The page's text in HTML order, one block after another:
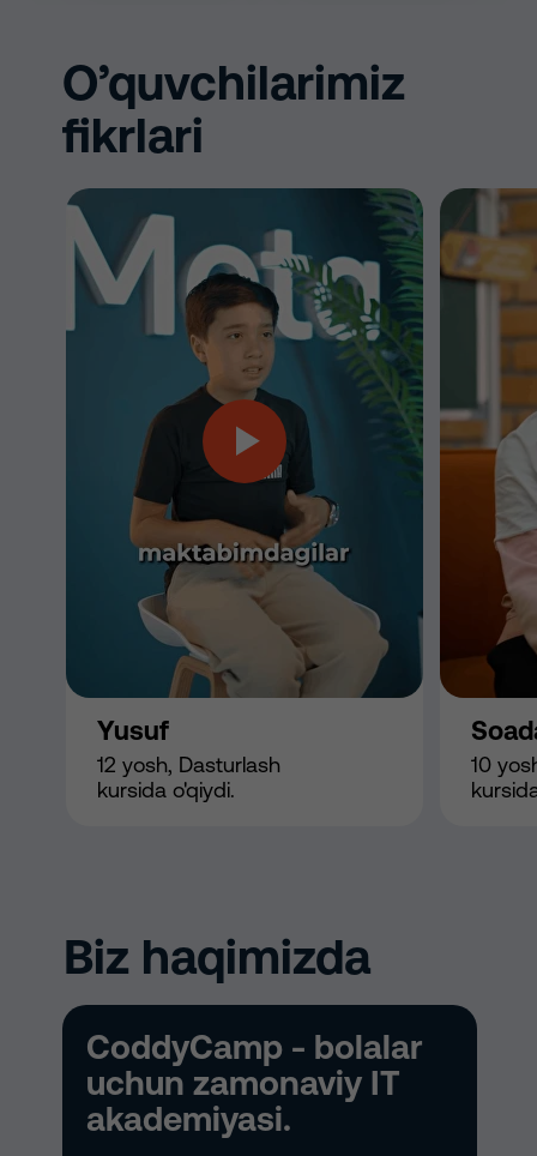
O’quvchilarimiz
fikrlari
10
12 yosh, Dasturlash
kursida o'qiydi.
Yusuf
Biz haqimizda
CoddyCamp - bolalar
uchun zamonaviy IT
akademiyasi.